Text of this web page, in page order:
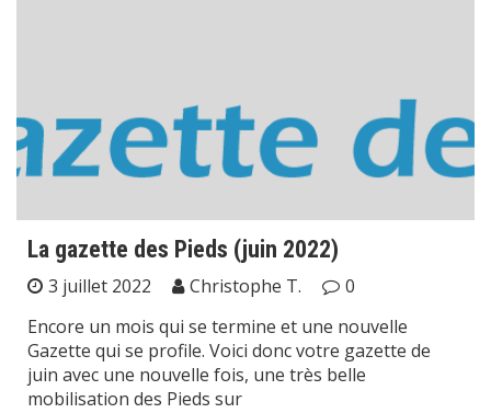
La gazette des Pieds (juin 2022)
3 juillet 2022 Christophe T.
0
Encore un mois qui se termine et une nouvelle
Gazette qui se profile. Voici donc votre gazette de
juin avec une nouvelle fois, une très belle
mobilisation des Pieds sur